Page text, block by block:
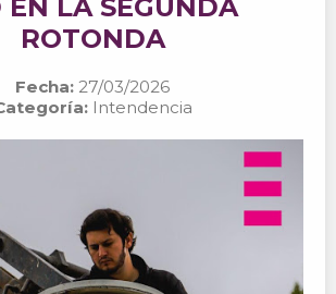
EN LA SEGUNDA
ROTONDA
Fecha: 27/03/2026
Intendencia